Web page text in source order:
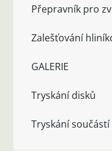
Přepravník pro
Zalešťování
GALERIE
Tryskání disků
Tryskání součástí